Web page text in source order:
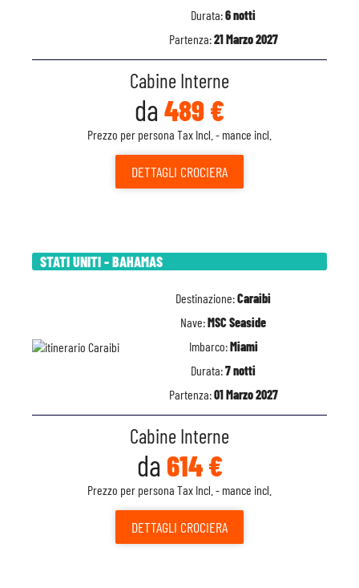
Durata:6 notti
Partenza:21 Marzo 2027
Cabine Interne
da 489 €
Prezzo per persona Tax Incl. - mance incl.
DETTAGLI CROCIERA
STATI UNITI - BAHAMAS
Destinazione:Caraibi
Nave:MSC Seaside
Imbarco:Miami
Durata:7 notti
Partenza:01 Marzo 2027
Cabine Interne
da 614 €
Prezzo per persona Tax Incl. - mance incl.
DETTAGLI CROCIERA